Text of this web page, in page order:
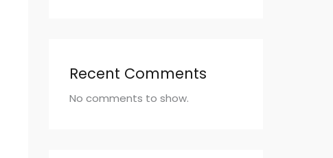
Recent Comments
No comments to show.